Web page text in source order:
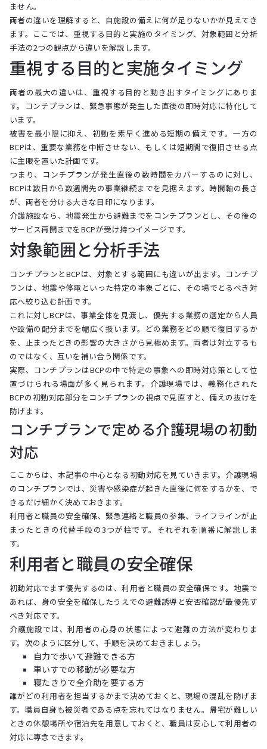
ません。
両者の違いを理解すると、自施設の備えに何が足りないかが見えてき
ます。ここでは、重視する目的と実施のタイミング、対象範囲と分析
手法の2つの観点から違いを解説します。
重視する目的と実施タイミング
両者の最大の違いは、重視する目的と動き出すタイミングにありま
す。コンチプランは、緊急事態が発生した直後の即時対応に特化して
います。
被害を最小限に抑え、初動を素早く進める短期の備えです。一方の
BCPは、重要な業務を中断させない、もしくは短期間で復旧させる点
に主眼を置いた計画です。
つまり、コンチプランが発生直後の数時間をカバーするのに対し、
BCPは数日から数週間先の事業継続までを見据えます。時間軸の長さ
が、両者を分ける大きな目印になります。
介護施設なら、地震発生から避難までをコンチプランとし、その後の
サービス再開までをBCPが受け持つイメージです。
対象範囲と分析手法
コンチプランとBCPは、対象とする範囲にも違いが出ます。コンチプ
ランは、地震や停電といった特定の事象ごとに、その場でとるべき対
応へ絞り込む計画です。
これに対しBCPは、事業全体を見渡し、優先する業務の選定から人員
や設備の配分までを幅広く扱います。どの業務をどの順で復旧するか
を、止まったときの影響の大きさから見極めます。両者は対立するも
のではなく、互いを補い合う関係です。
実際、コンチプランはBCPの中で特定の事象への即時対応策として位
置づけられる場面が多く見られます。介護現場では、義務化された
BCPの初動対応部分をコンチプランの視点で見直すと、備えの抜けを
防げます。
コンチプランで定める介護現場の初動
対応
ここからは、本記事の中心となる初動対応を見ていきます。介護現場
のコンチプランでは、災害や感染症が起きた直後に何をするかを、で
きるだけ細かく決めておきます。
利用者と職員の安全確保、緊急連絡と職員の参集、ライフラインが止
まったときの代替手段の3つが柱です。それぞれを順番に解説しま
す。
利用者と職員の安全確保
初動対応でまず優先するのは、利用者と職員の安全確保です。地震で
あれば、身の安全を確保したうえでの避難誘導と安否確認が最優先す
べき対応です。
介護施設では、利用者の心身の状態によって避難の方法が変わりま
す。次のように区分して、手順を決めておきましょう。
自力で歩いて避難できる方
車いすでの移動が必要な方
寝たきりで全介助を要する方
誰がどの利用者を担当するかまで決めておくと、現場の混乱を防げま
す。職員自身も被災者である点を忘れてはなりません。帰宅が難しい
ときの休憩場所や宿泊先を用意しておくと、職員は安心して利用者の
対応に専念できます。